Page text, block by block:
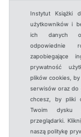
Instytut Książki
użytkowników i
ich danych
odpowiednie
zapobiegające
prywatność
plików cookies, by
serwisów oraz do
chcesz, by pliki
Twoim dysku
przeglądarki.
naszą politykę